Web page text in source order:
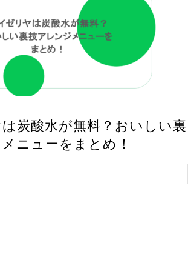
炭酸水が無料？おいしい裏
ニューをまとめ！